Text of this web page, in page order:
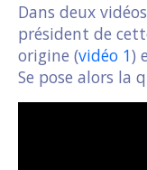
Dans deux
président de
origine (vidéo 1)
Se pose alors la